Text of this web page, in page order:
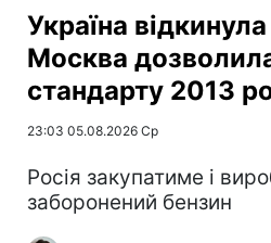
Україна
Москва
стандарту 2013
23:03 05.08.2026 Ср
Росія закупатиме і
заборонений бензин